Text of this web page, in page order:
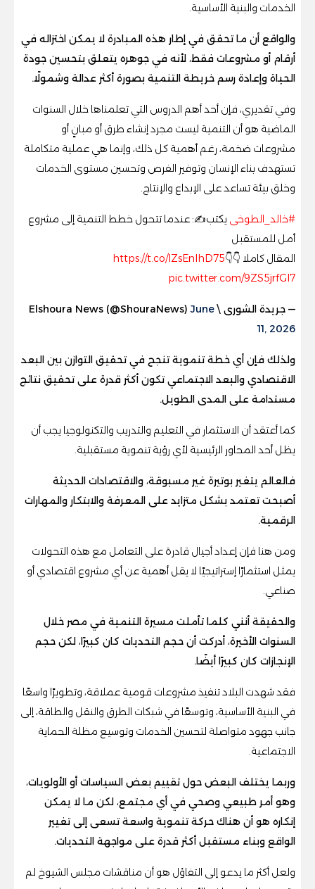
الخدمات والبنية الأساسية.
والواقع أن ما تحقق في إطار هذه المبادرة لا يمكن اختزاله في
أرقام أو مشروعات فقط، لأنه في جوهره يتعلق بتحسين جودة
الحياة وإعادة رسم خريطة التنمية بصورة أكثر عدالة وشمولًا.
وفي تقديري، فإن أحد أهم الدروس التي تعلمناها خلال السنوات
الماضية هو أن التنمية ليست مجرد إنشاء طرق أو مبانٍ أو
مشروعات ضخمة، رغم أهمية كل ذلك، وإنما هي عملية متكاملة
تستهدف بناء الإنسان وتوفير الفرص وتحسين مستوى الخدمات
وخلق بيئة تساعد على الإبداع والإنتاج.
#خالد_الطوخى يكتب✍️: عندما تتحول خطط التنمية إلى مشروع
أمل للمستقبل
المقال كاملا 👇👇https://t.co/lZsEnlhD75
pic.twitter.com/9ZS5jrfGl7
— جريدة الشورى \ Elshoura News (@ShouraNews)June
11, 2026
ولذلك فإن أي خطة تنموية تنجح في تحقيق التوازن بين البعد
الاقتصادي والبعد الاجتماعي تكون أكثر قدرة على تحقيق نتائج
مستدامة على المدى الطويل.
كما أعتقد أن الاستثمار في التعليم والتدريب والتكنولوجيا يجب أن
يظل أحد المحاور الرئيسية لأي رؤية تنموية مستقبلية.
فالعالم يتغير بوتيرة غير مسبوقة، والاقتصادات الحديثة
أصبحت تعتمد بشكل متزايد على المعرفة والابتكار والمهارات
الرقمية.
ومن هنا فإن إعداد أجيال قادرة على التعامل مع هذه التحولات
يمثل استثمارًا إستراتيجيًا لا يقل أهمية عن أي مشروع اقتصادي أو
صناعي.
والحقيقة أنني كلما تأملت مسيرة التنمية في مصر خلال
السنوات الأخيرة، أدركت أن حجم التحديات كان كبيرًا، لكن حجم
الإنجازات كان كبيرًا أيضًا.
فقد شهدت البلاد تنفيذ مشروعات قومية عملاقة، وتطويرًا واسعًا
في البنية الأساسية، وتوسعًا في شبكات الطرق والنقل والطاقة، إلى
جانب جهود متواصلة لتحسين الخدمات وتوسيع مظلة الحماية
الاجتماعية.
وربما يختلف البعض حول تقييم بعض السياسات أو الأولويات،
وهو أمر طبيعي وصحي في أي مجتمع، لكن ما لا يمكن
إنكاره هو أن هناك حركة تنموية واسعة تسعى إلى تغيير
الواقع وبناء مستقبل أكثر قدرة على مواجهة التحديات.
ولعل أكثر ما يدعو إلى التفاؤل هو أن مناقشات مجلس الشيوخ لم